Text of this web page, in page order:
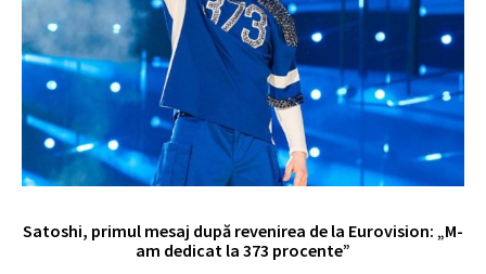
Satoshi, primul mesaj după revenirea de la Eurovision: „M-
am dedicat la 373 procente”